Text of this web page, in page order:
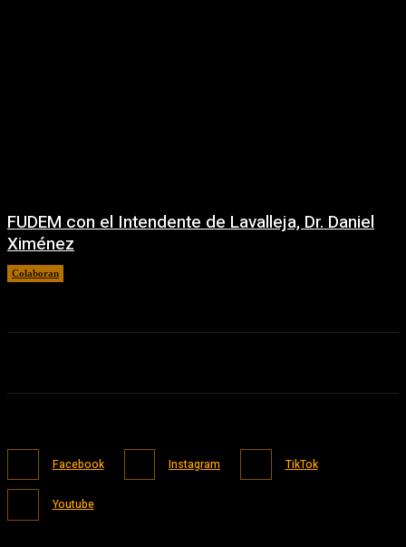
FUDEM con el Intendente de Lavalleja, Dr. Daniel
Ximénez
Colaboran
Facebook Instagram TikTok
Youtube